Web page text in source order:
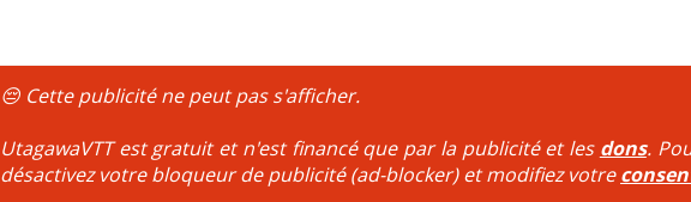
😔 Cette publicité ne peut pas s'afficher.
UtagawaVTT est gratuit et n'est financé que par la publicité et les dons.
désactivez votre bloqueur de publicité (ad-blocker) et modifiez votre